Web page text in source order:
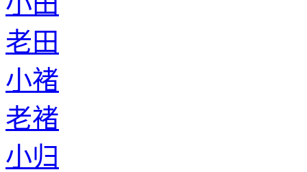
老田
小褚
老褚
小归